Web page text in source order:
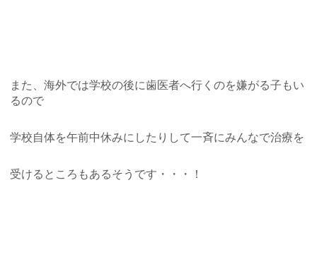
また、海外では学校の後に歯医者へ行くのを嫌がる子もい
るので
学校自体を午前中休みにしたりして一斉にみんなで治療を
受けるところもあるそうです・・・！